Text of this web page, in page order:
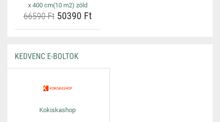
x 400 cm(10 m2) zöld
66590 Ft50390 Ft
KEDVENC E-BOLTOK
Kokiskashop